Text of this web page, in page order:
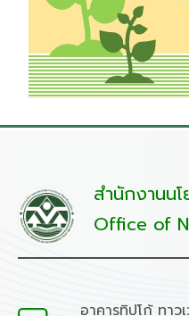
สำนักงานน
Office of
อาคารทิปโก้ ทาว